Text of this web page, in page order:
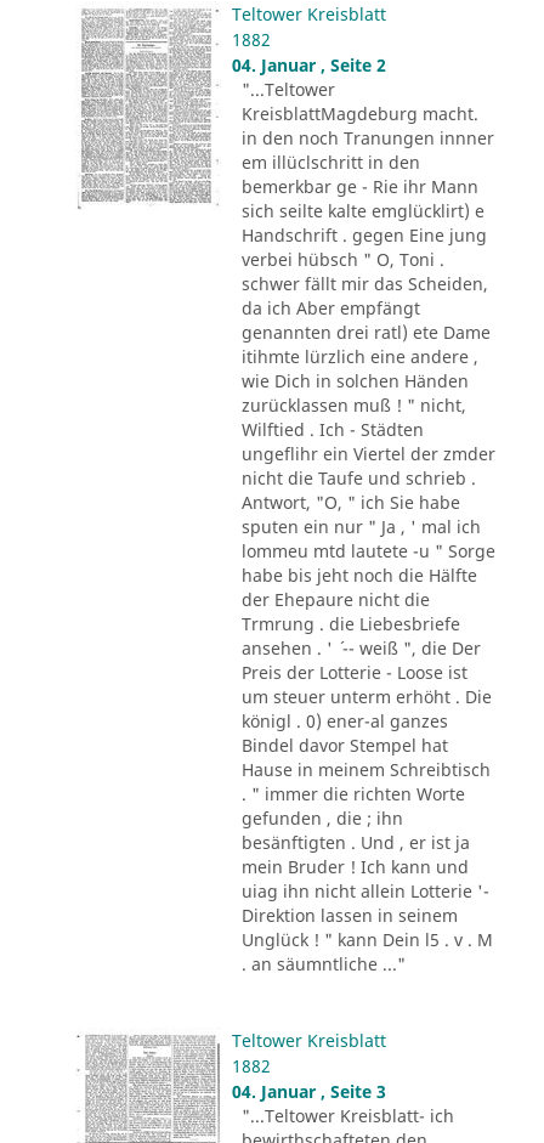
Teltower Kreisblatt
1882
04. Januar , Seite 2
"...Teltower
KreisblattMagdeburg macht.
in den noch Tranungen innner
em illüclschritt in den
bemerkbar ge - Rie ihr Mann
sich seilte kalte emglücklirt) e
Handschrift . gegen Eine jung
verbei hübsch " O, Toni .
schwer fällt mir das Scheiden,
da ich Aber empfängt
genannten drei ratl) ete Dame
itihmte lürzlich eine andere ,
wie Dich in solchen Händen
zurücklassen muß ! " nicht,
Wilftied . Ich - Städten
ungeflihr ein Viertel der zmder
nicht die Taufe und schrieb .
Antwort, "O, " ich Sie habe
sputen ein nur " Ja , ' mal ich
lommeu mtd lautete -u " Sorge
habe bis jeht noch die Hälfte
der Ehepaure nicht die
Trmrung . die Liebesbriefe
ansehen . ' ´ -- weiß ", die Der
Preis der Lotterie - Loose ist
um steuer unterm erhöht . Die
königl . 0) ener-al ganzes
Bindel davor Stempel hat
Hause in meinem Schreibtisch
. " immer die richten Worte
gefunden , die ; ihn
besänftigten . Und , er ist ja
mein Bruder ! Ich kann und
uiag ihn nicht allein Lotterie '-
Direktion lassen in seinem
Unglück ! " kann Dein l5 . v . M
. an säumntliche ..."
Teltower Kreisblatt
1882
04. Januar , Seite 3
"...Teltower Kreisblatt- ich